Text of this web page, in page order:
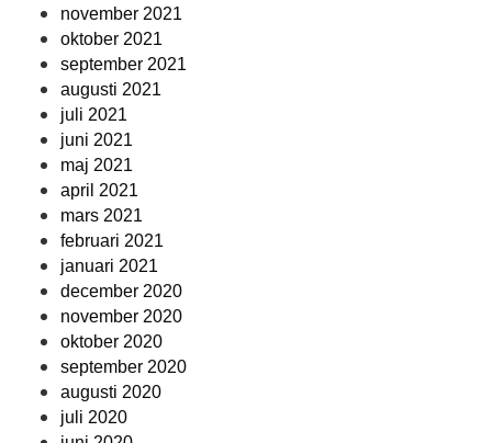
november 2021
oktober 2021
september 2021
augusti 2021
juli 2021
juni 2021
maj 2021
april 2021
mars 2021
februari 2021
januari 2021
december 2020
november 2020
oktober 2020
september 2020
augusti 2020
juli 2020